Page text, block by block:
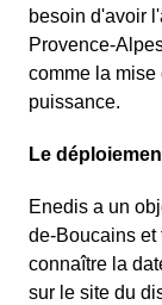
besoin d'avoir
Provence-
comme la
puissance.
Le
Enedis a un
de-Boucains et
connaître la
sur le site du